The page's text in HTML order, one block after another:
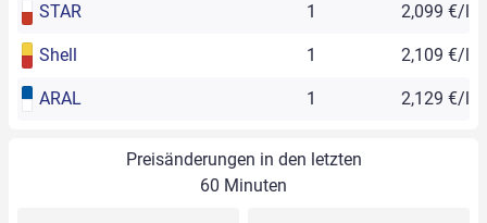
STAR 1 2,099 €/l
Shell 1 2,109 €/l
ARAL 1 2,129 €/l
Preisänderungen in den letzten
60 Minuten